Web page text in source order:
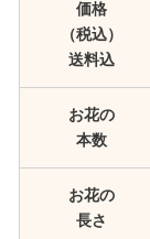
価格
（税込）
送料込
お花の
本数
お花の
長さ